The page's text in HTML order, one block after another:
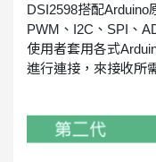
DSI2598搭配Arduino
PWM、I2C、SPI、
使用者套用各式
進行連接，來接收所